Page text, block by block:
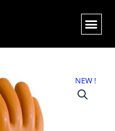
NEW !